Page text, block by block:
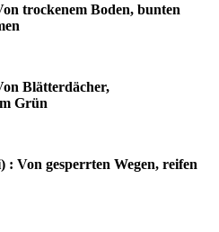
trockenem Boden, bunten
Blätterdächer,
Grün
: Von gesperrten Wegen, reifen